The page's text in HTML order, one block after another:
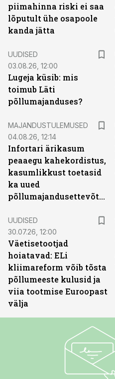
piimahinna riski ei saa
lõputult ühe osapoole
kanda jätta
UUDISED
03.08.26, 12:00
Lugeja küsib: mis
toimub Läti
põllumajanduses?
MAJANDUSTULEMUSED
04.08.26, 12:14
Infortari ärikasum
peaaegu kahekordistus,
kasumlikkust toetasid
ka uued
põllumajandusettevõtted
UUDISED
30.07.26, 12:00
Väetisetootjad
hoiatavad: ELi
kliimareform võib tõsta
põllumeeste kulusid ja
viia tootmise Euroopast
välja